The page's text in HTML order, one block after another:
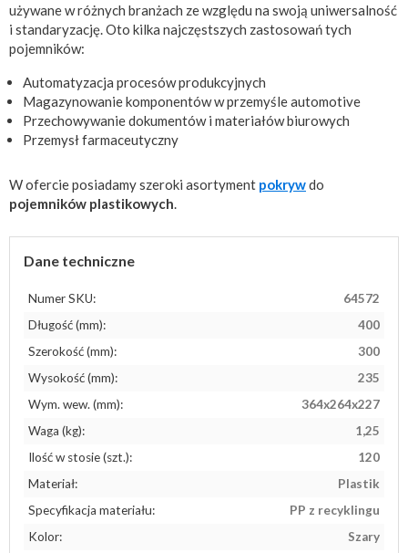
używane w różnych branżach ze względu na swoją uniwersalność
i standaryzację. Oto kilka najczęstszych zastosowań tych
pojemników:
Automatyzacja procesów produkcyjnych
Magazynowanie komponentów w przemyśle automotive
Przechowywanie dokumentów i materiałów biurowych
Przemysł farmaceutyczny
W ofercie posiadamy szeroki asortyment pokrywdo
pojemników plastikowych.
Dane techniczne
Numer SKU:
64572
Długość (mm):
400
Szerokość (mm):
300
Wysokość (mm):
235
Wym. wew. (mm):
364x264x227
Waga (kg):
1,25
Ilość w stosie (szt.):
120
Materiał:
Plastik
Specyfikacja materiału:
PP z recyklingu
Kolor:
Szary